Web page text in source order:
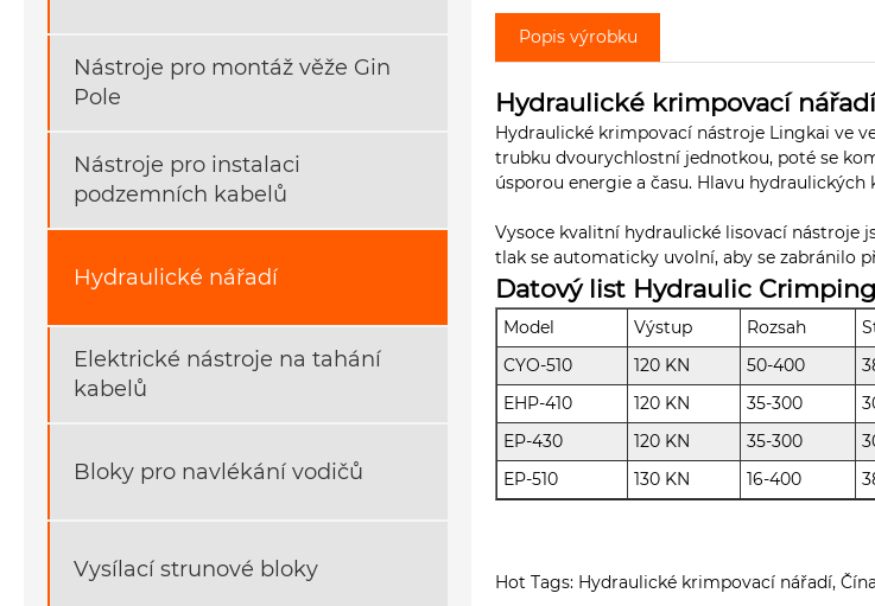
Nástroje pro montáž věže Gin
Pole
Nástroje pro instalaci
podzemních kabelů
Hydraulické nářadí
Elektrické nástroje na tahání
kabelů
Bloky pro navlékání vodičů
Vysílací strunové bloky
Popis výrobku
Hydraulické krimpovací
Hydraulické krimpovací nástroje Lingkai ve
trubku dvourychlostní jednotkou, poté se
úsporou energie a času. Hlavu
Vysoce kvalitní hydraulické lisovací nástroje
tlak se automaticky uvolní, aby se zabránilo
Datový list Hydraulic
Model Výstup Rozsah
CYO-510
120 KN 50-400
EHP-410
120 KN 35-300
EP-430
120 KN 35-300
EP-510
130 KN 16-400
Hot Tags: Hydraulické krimpovací nářadí,